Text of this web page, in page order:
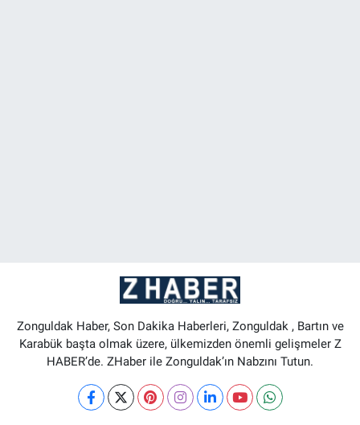
Zonguldak Haber, Son Dakika Haberleri, Zonguldak , Bartın ve
Karabük başta olmak üzere, ülkemizden önemli gelişmeler Z
HABER’de. ZHaber ile Zonguldak’ın Nabzını Tutun.